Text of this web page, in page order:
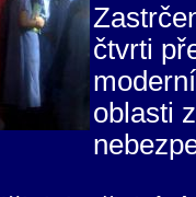
čtvrti
oblasti